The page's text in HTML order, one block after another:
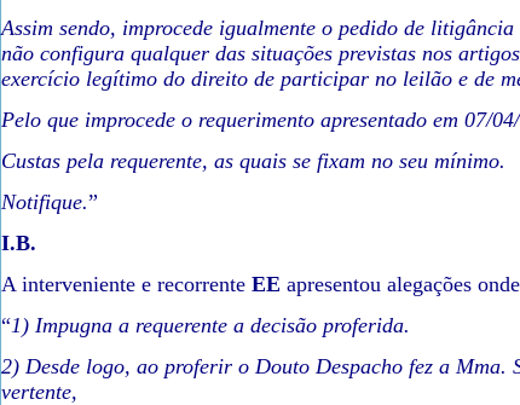
Assim sendo, improcede igualmente o pedido de
não configura qualquer das situações previstas nos
exercício legítimo do direito de participar no leilão e de
Pelo que improcede o requerimento apresentado em 07/
Custas pela requerente, as quais se fixam no seu mínimo.
Notifique.”
I.B.
A interveniente e recorrente EE apresentou alegações
“1) Impugna a requerente a decisão proferida.
2) Desde logo, ao proferir o Douto Despacho fez a
vertente,